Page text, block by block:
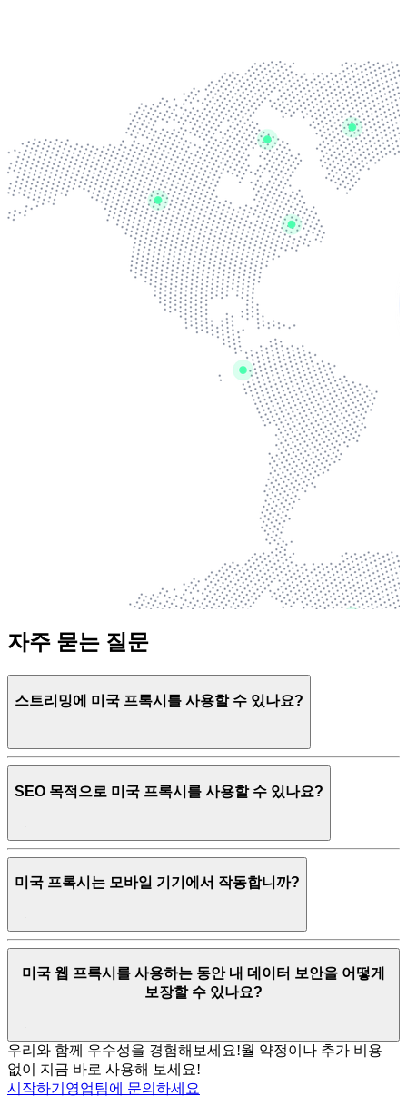
자주 묻는 질문
스트리밍에 미국 프록시를 사용할 수 있나요?
SEO 목적으로 미국 프록시를 사용할 수 있나요?
미국 프록시는 모바일 기기에서 작동합니까?
미국 웹 프록시를 사용하는 동안 내 데이터 보안을 어떻게
보장할 수 있나요?
우리와 함께 우수성을 경험해보세요!월 약정이나 추가 비용
없이 지금 바로 사용해 보세요!
시작하기 영업팀에 문의하세요